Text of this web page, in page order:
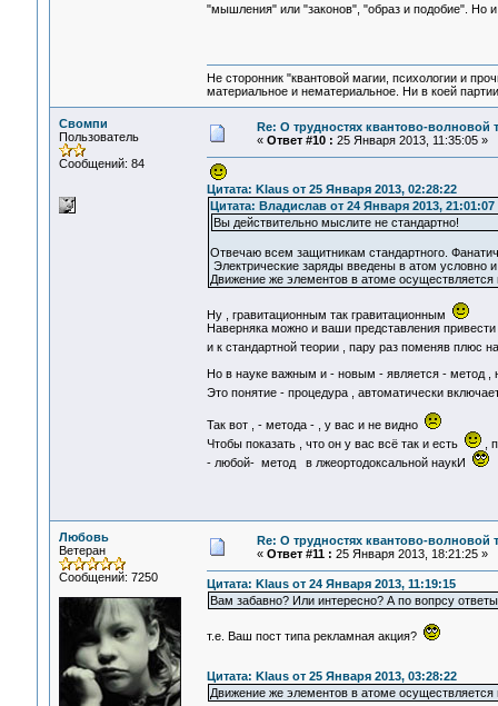
"мышления" или "законов", "образ и подобие". Но
Не сторонник "квантовой магии, психологии и
материальное и нематериальное. Ни в коей
Свомпи
Пользователь
Сообщений: 84
Re: О трудностях квантово-волновой
« Ответ #10 : 25 Января 2013, 11:35:05 »
Цитата: Klaus от 25 Января 2013, 02:28:22
Цитата: Владислав от 24 Января 2013, 21:01:07
Вы действительно мыслите не стандартно!
Отвечаю всем защитникам стандартного.
Электрические заряды введены в атом условно
Движение же элементов в атоме
Ну , гравитационным так гравитационным
Наверняка можно и ваши представления
и к стандартной теории , пару раз поменяв плюс
Но в науке важным и - новым - является - метод ,
Это понятие - процедура , автоматически
Так вот , - метода - , у вас и не видно
Чтобы показать , что он у вас всё так и есть
,
- любой- метод в лжеортодоксальной наукИ
Любовь
Ветеран
Сообщений: 7250
Re: О трудностях квантово-волновой
« Ответ #11 : 25 Января 2013, 18:21:25 »
Цитата: Klaus от 24 Января 2013, 11:19:15
Вам забавно? Или интересно? А по вопрсу
т.е. Ваш пост типа рекламная акция?
Цитата: Klaus от 25 Января 2013, 03:28:22
Движение же элементов в атоме